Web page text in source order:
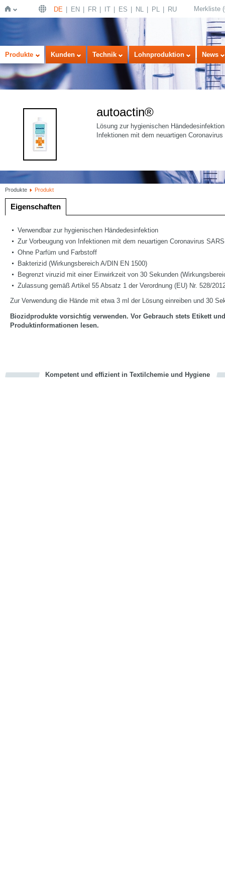
Startseite
DE EN FR IT ES NL PL RU Merkliste (
Produkte Kunden Technik Lohnproduktion News
autoactin®
Lösung zur hygienischen
Infektionen mit dem neuartigen
Produkte Produkt
Eigenschaften
Verwendbar zur hygienischen Händedesinfektion
Zur Vorbeugung von Infektionen mit dem neuartigen Coronavirus
Ohne Parfüm und Farbstoff
Bakterizid (Wirkungsbereich A/DIN EN 1500)
Begrenzt viruzid mit einer Einwirkzeit von 30 Sekunden
Zulassung gemäß Artikel 55 Absatz 1 der Verordnung (EU) Nr. 528/
Zur Verwendung die Hände mit etwa 3 ml der Lösung einreiben und 30
Biozidprodukte vorsichtig verwenden. Vor Gebrauch stets Etikett und
Produktinformationen lesen.
Kompetent und effizient in Textilchemie und Hygiene